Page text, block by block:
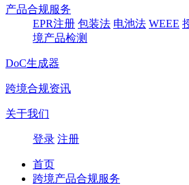
产品合规服务
EPR注册 包装法 电池法 WEEE
境产品检测
DoC生成器
跨境合规资讯
关于我们
登录 注册
首页
跨境产品合规服务